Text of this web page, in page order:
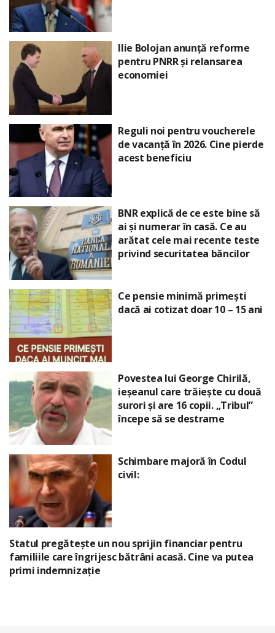
Ilie Bolojan anunță reforme
pentru PNRR și relansarea
economiei
Reguli noi pentru voucherele
de vacanță în 2026. Cine pierde
acest beneficiu
BNR explică de ce este bine să
ai și numerar în casă. Ce au
arătat cele mai recente teste
privind securitatea băncilor
Ce pensie minimă primești
dacă ai cotizat doar 10 – 15 ani
Povestea lui George Chirilă,
ieșeanul care trăiește cu două
surori și are 16 copii. „Tribul”
începe să se destrame
Schimbare majoră în Codul
civil:
Statul pregătește un nou sprijin financiar pentru
familiile care îngrijesc bătrâni acasă. Cine va putea
primi indemnizație